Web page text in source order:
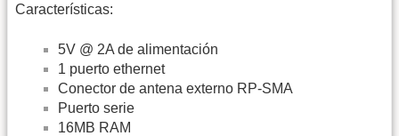
Características:
5V @ 2A de alimentación
1 puerto ethernet
Conector de antena externo RP-SMA
Puerto serie
16MB RAM